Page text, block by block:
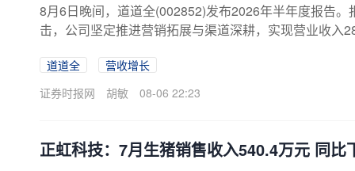
8月6日晚间，道道全(002852)发布2026年半年度报告
击，公司坚定推进营销拓展与渠道深耕，实现营业收入
于成本上涨，当期利润阶段性承压，但公司生产、渠道
逻辑不变。包装油业务量价双升报告期内，根据
道道全
营收增长
证券时报网
胡敏 08-06 22:23
正虹科技：7月生猪销售收入540.4万元 同比